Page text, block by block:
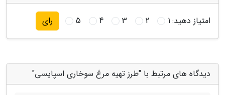
امتیاز دهید:1
2
3
4
5 رای
دیدگاه های مرتبط با "طرز تهیه مرغ سوخاری اسپایسی"